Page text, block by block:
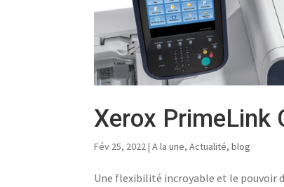
Xerox PrimeLink
Fév 25, 2022|A la une,Actualité,blog
Une flexibilité incroyable et le pouvoir